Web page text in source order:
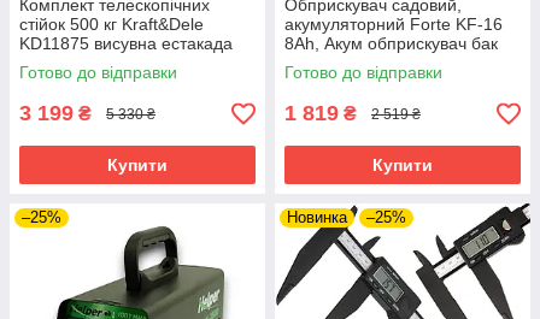
Комплект телескопічних
стійок 500 кг Kraft&Dele
KD11875 висувна естакада
riven
Готово до відправки
3 199 ₴ 5 330 ₴
Купити
Обприскувач садовий,
акумуляторний Forte KF-16
8Ah, Акум обприскувач бак
16 літрів
Готово до відправки
1 819 ₴ 2 519 ₴
Купити
–25% Новинка –25%